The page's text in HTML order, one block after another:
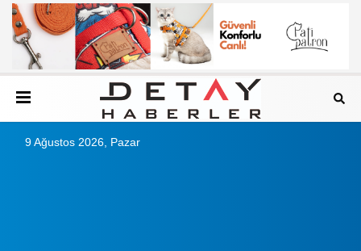
9 Ağustos 2026, Pazar